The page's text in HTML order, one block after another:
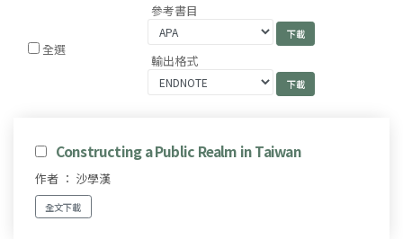
全選
參考書目
輸出格式
Constructing a Public Realm in Taiwan
作者 ： 沙學漢
全文下載